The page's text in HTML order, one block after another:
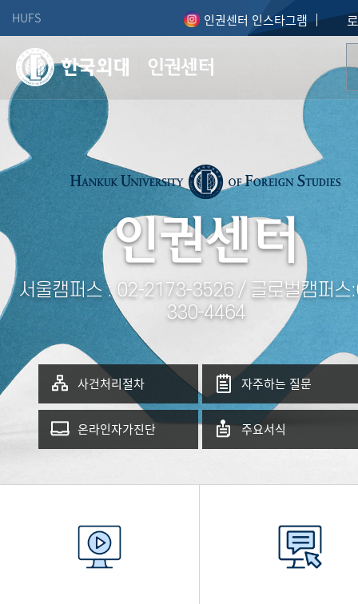
HUFS 인권센터 인스타그램
인권센터
인권센터
서울캠퍼스 : 02-2173-3526 / 글로벌캠퍼스
330-4464
사건처리절차 자주하는 질문
온라인자가진단 주요서식